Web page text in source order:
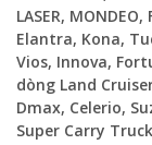
LASER,
Elantra, Kona,
Vios, Innova,
dòng Land
Dmax, Celerio,
Super Carry